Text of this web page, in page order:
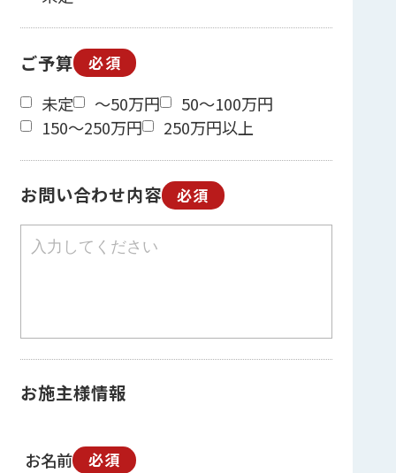
ご予算 必須
未定 ～50万円
50～100万円
150～250万円
250万円以上
お問い合わせ内容 必須
お施主様情報
お名前 必須